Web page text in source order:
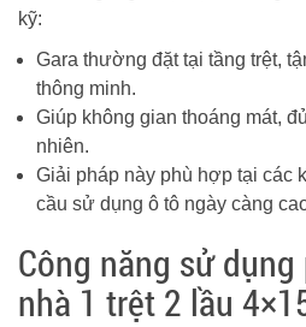
kỹ:
Gara thường đặt tại tầng trệt,
thông minh.
Giúp không gian thoáng mát,
nhiên.
Giải pháp này phù hợp tại các
cầu sử dụng ô tô ngày càng
Công năng sử
nhà 1 trệt 2 lầu